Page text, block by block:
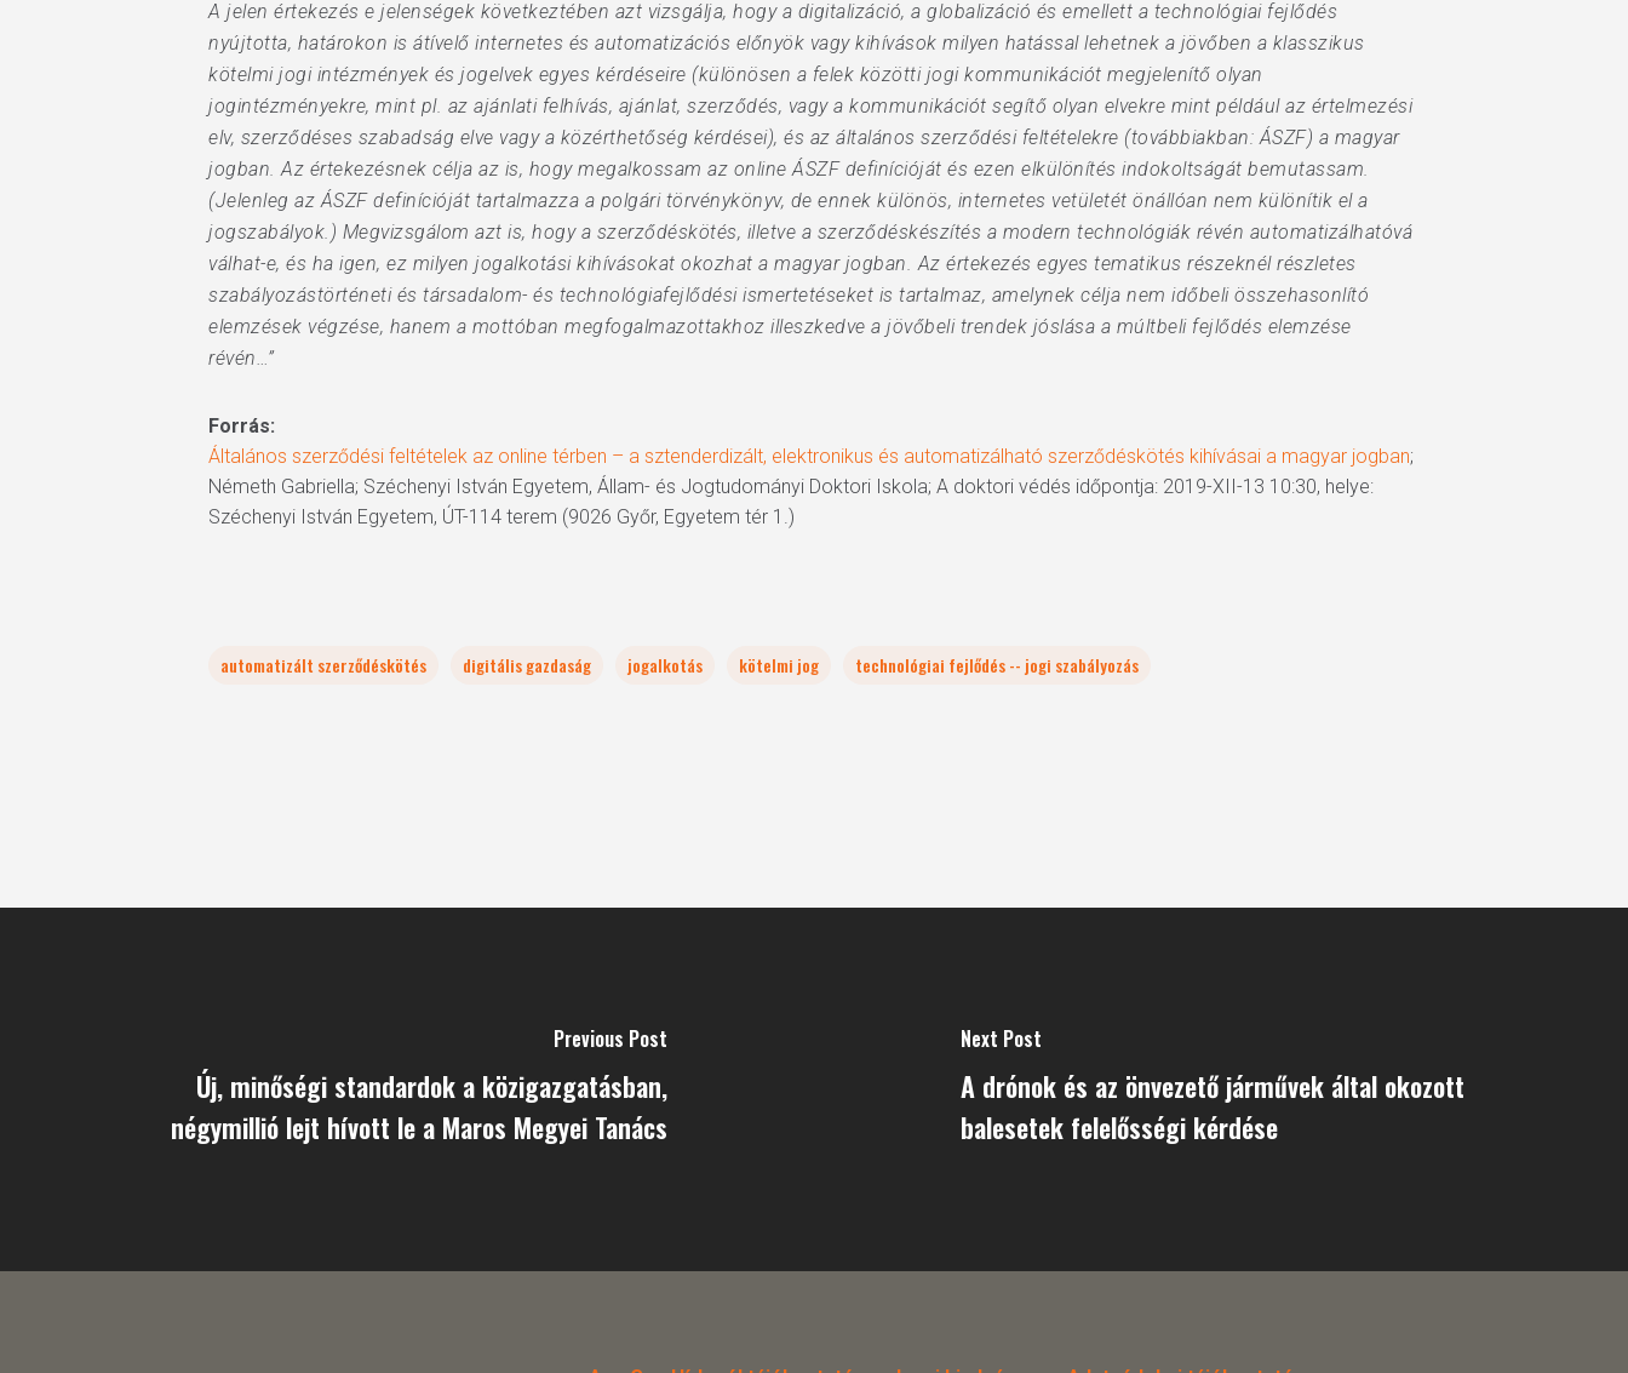
A jelen értekezés e jelenségek következtében azt vizsgálja, hogy a digitalizáció, a globalizáció és emellett a technológiai fejlődés
nyújtotta, határokon is átívelő internetes és automatizációs előnyök vagy kihívások milyen hatással lehetnek a jövőben a klasszikus
kötelmi jogi intézmények és jogelvek egyes kérdéseire (különösen a felek közötti jogi kommunikációt megjelenítő olyan
jogintézményekre, mint pl. az ajánlati felhívás, ajánlat, szerződés, vagy a kommunikációt segítő olyan elvekre mint például az értelmezési
elv, szerződéses szabadság elve vagy a közérthetőség kérdései), és az általános szerződési feltételekre (továbbiakban: ÁSZF) a magyar
jogban. Az értekezésnek célja az is, hogy megalkossam az online ÁSZF definícióját és ezen elkülönítés indokoltságát bemutassam.
(Jelenleg az ÁSZF definícióját tartalmazza a polgári törvénykönyv, de ennek különös, internetes vetületét önállóan nem különítik el a
jogszabályok.) Megvizsgálom azt is, hogy a szerződéskötés, illetve a szerződéskészítés a modern technológiák révén automatizálhatóvá
válhat-e, és ha igen, ez milyen jogalkotási kihívásokat okozhat a magyar jogban. Az értekezés egyes tematikus részeknél részletes
szabályozástörténeti és társadalom- és technológiafejlődési ismertetéseket is tartalmaz, amelynek célja nem időbeli összehasonlító
elemzések végzése, hanem a mottóban megfogalmazottakhoz illeszkedve a jövőbeli trendek jóslása a múltbeli fejlődés elemzése
révén…”
Forrás:
Általános szerződési feltételek az online térben – a sztenderdizált, elektronikus és automatizálható szerződéskötés kihívásai a magyar jogban;
Németh Gabriella; Széchenyi István Egyetem, Állam- és Jogtudományi Doktori Iskola; A doktori védés időpontja: 2019-XII-13 10:30, helye:
Széchenyi István Egyetem, ÚT-114 terem (9026 Győr, Egyetem tér 1.)
automatizált szerződéskötés digitális gazdaság jogalkotás kötelmi jog technológiai fejlődés -- jogi szabályozás
Previous Post
Új, minőségi standardok a közigazgatásban,
négymillió lejt hívott le a Maros Megyei Tanács
Next Post
A drónok és az önvezető járművek által okozott
balesetek felelősségi kérdése